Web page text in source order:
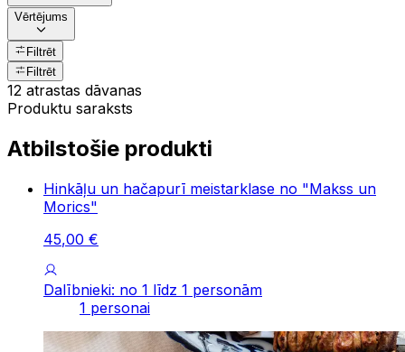
Vērtējums
Filtrēt
Filtrēt
12 atrastas dāvanas
Produktu saraksts
Atbilstošie produkti
Hinkāļu un hačapurī meistarklase no "Makss un
Morics"
45,00 €
Dalībnieki: no 1 līdz 1 personām
1 personai